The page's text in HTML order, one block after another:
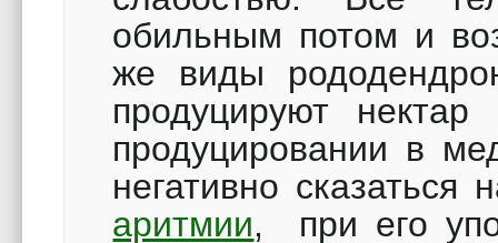
обильным потом и
же виды
продуцируют
продуцировании в
негативно
аритмии, при его